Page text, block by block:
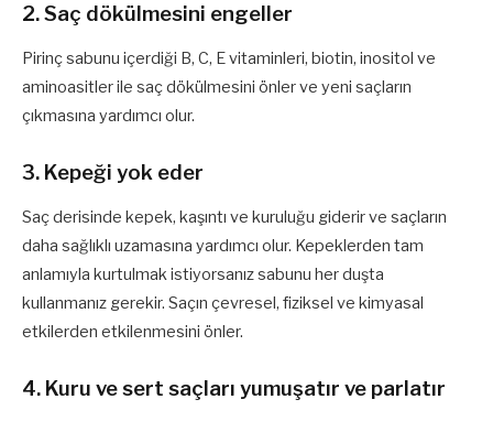
2. Saç dökülmesini engeller
Pirinç sabunu içerdiği B, C, E vitaminleri, biotin, inositol ve
aminoasitler ile saç dökülmesini önler ve yeni saçların
çıkmasına yardımcı olur.
3. Kepeği yok eder
Saç derisinde kepek, kaşıntı ve kuruluğu giderir ve saçların
daha sağlıklı uzamasına yardımcı olur. Kepeklerden tam
anlamıyla kurtulmak istiyorsanız sabunu her duşta
kullanmanız gerekir. Saçın çevresel, fiziksel ve kimyasal
etkilerden etkilenmesini önler.
4. Kuru ve sert saçları yumuşatır ve parlatır